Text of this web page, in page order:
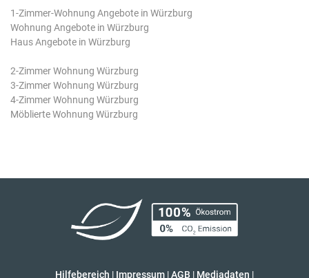
1-Zimmer-Wohnung Angebote in Würzburg
Wohnung Angebote in Würzburg
Haus Angebote in Würzburg
2-Zimmer Wohnung Würzburg
3-Zimmer Wohnung Würzburg
4-Zimmer Wohnung Würzburg
Möblierte Wohnung Würzburg
Hilfebereich | Impressum |AGB | Mediadaten |